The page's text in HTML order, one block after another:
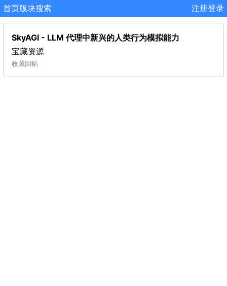
首页版块搜索 注册登录
SkyAGI - LLM 代理中新兴的人类行为模拟能力
宝藏资源
收藏回帖